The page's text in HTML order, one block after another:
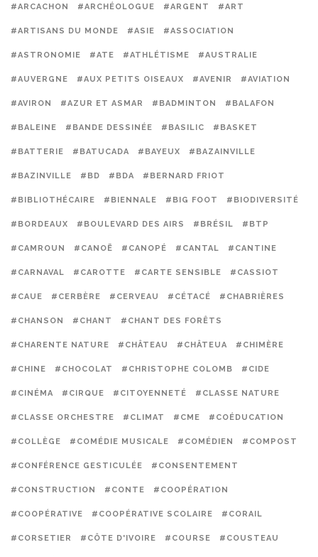
#ARCACHON #ARCHÉOLOGUE #ARGENT #ART
#ARTISANS DU MONDE #ASIE #ASSOCIATION
#ASTRONOMIE #ATE #ATHLÉTISME #AUSTRALIE
#AUVERGNE #AUX PETITS OISEAUX #AVENIR #AVIATION
#AVIRON #AZUR ET ASMAR #BADMINTON #BALAFON
#BALEINE #BANDE DESSINÉE #BASILIC #BASKET
#BATTERIE #BATUCADA #BAYEUX #BAZAINVILLE
#BAZINVILLE #BD #BDA #BERNARD FRIOT
#BIBLIOTHÉCAIRE #BIENNALE #BIG FOOT #BIODIVERSITÉ
#BORDEAUX #BOULEVARD DES AIRS #BRÉSIL #BTP
#CAMROUN #CANOË #CANOPÉ #CANTAL #CANTINE
#CARNAVAL #CAROTTE #CARTE SENSIBLE #CASSIOT
#CAUE #CERBÈRE #CERVEAU #CÉTACÉ #CHABRIÈRES
#CHANSON #CHANT #CHANT DES FORÊTS
#CHARENTE NATURE #CHÂTEAU #CHÂTEUA #CHIMÈRE
#CHINE #CHOCOLAT #CHRISTOPHE COLOMB #CIDE
#CINÉMA #CIRQUE #CITOYENNETÉ #CLASSE NATURE
#CLASSE ORCHESTRE #CLIMAT #CME #COÉDUCATION
#COLLÈGE #COMÉDIE MUSICALE #COMÉDIEN #COMPOST
#CONFÉRENCE GESTICULÉE #CONSENTEMENT
#CONSTRUCTION #CONTE #COOPÉRATION
#COOPÉRATIVE #COOPÉRATIVE SCOLAIRE #CORAIL
#CORSETIER #CÔTE D'IVOIRE #COURSE #COUSTEAU